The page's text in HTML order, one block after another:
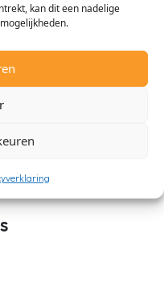
kan dit een nadelige
monteren. De Inaba
van duurzaam PVC en
de maten 77mm en